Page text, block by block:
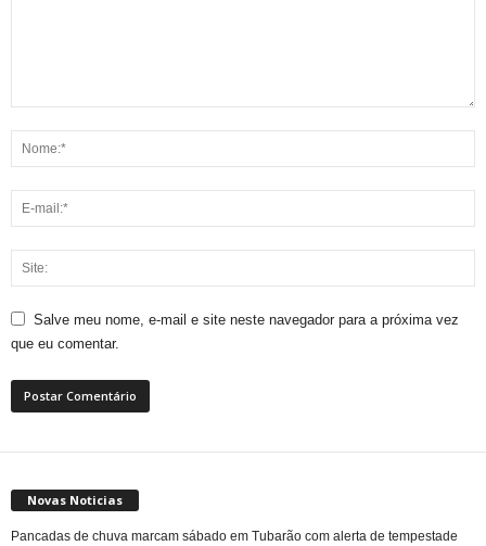
Salve meu nome, e-mail e site neste navegador para a próxima vez
que eu comentar.
Novas Noticias
Pancadas de chuva marcam sábado em Tubarão com alerta de tempestade